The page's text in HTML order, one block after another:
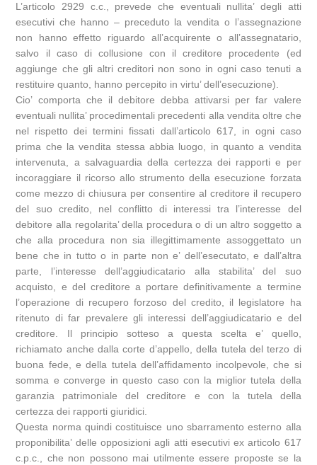
L’articolo 2929 c.c., prevede che eventuali nullita’ degli atti
esecutivi che hanno – preceduto la vendita o l’assegnazione
non hanno effetto riguardo all’acquirente o all’assegnatario,
salvo il caso di collusione con il creditore procedente (ed
aggiunge che gli altri creditori non sono in ogni caso tenuti a
restituire quanto, hanno percepito in virtu’ dell’esecuzione).
Cio’ comporta che il debitore debba attivarsi per far valere
eventuali nullita’ procedimentali precedenti alla vendita oltre che
nel rispetto dei termini fissati dall’articolo 617, in ogni caso
prima che la vendita stessa abbia luogo, in quanto a vendita
intervenuta, a salvaguardia della certezza dei rapporti e per
incoraggiare il ricorso allo strumento della esecuzione forzata
come mezzo di chiusura per consentire al creditore il recupero
del suo credito, nel conflitto di interessi tra l’interesse del
debitore alla regolarita’ della procedura o di un altro soggetto a
che alla procedura non sia illegittimamente assoggettato un
bene che in tutto o in parte non e’ dell’esecutato, e dall’altra
parte, l’interesse dell’aggiudicatario alla stabilita’ del suo
acquisto, e del creditore a portare definitivamente a termine
l’operazione di recupero forzoso del credito, il legislatore ha
ritenuto di far prevalere gli interessi dell’aggiudicatario e del
creditore. Il principio sotteso a questa scelta e’ quello,
richiamato anche dalla corte d’appello, della tutela del terzo di
buona fede, e della tutela dell’affidamento incolpevole, che si
somma e converge in questo caso con la miglior tutela della
garanzia patrimoniale del creditore e con la tutela della
certezza dei rapporti giuridici.
Questa norma quindi costituisce uno sbarramento esterno alla
proponibilita’ delle opposizioni agli atti esecutivi ex articolo 617
c.p.c., che non possono mai utilmente essere proposte se la